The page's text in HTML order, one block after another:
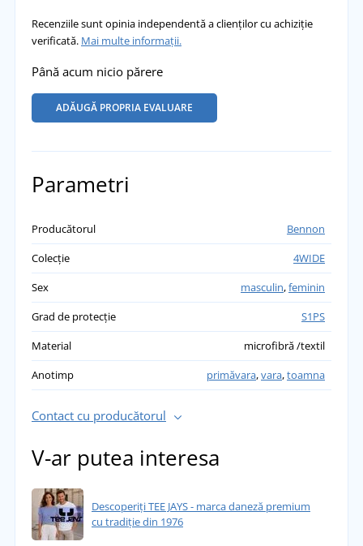
Recenziile sunt opinia independentă a clienților cu achiziție
verificată. Mai multe informații.
Până acum nicio părere
ADĂUGĂ PROPRIA EVALUARE
Parametri
Producătorul
Bennon
Colecție
4WIDE
Sex
masculin,feminin
Grad de protecție
S1PS
Material
microfibră /textil
Anotimp
primăvara,vara,toamna
Contact cu producătorul
V-ar putea interesa
Descoperiți TEE JAYS - marca daneză premium
cu tradiție din 1976